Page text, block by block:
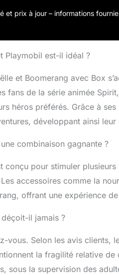
parents.
et prix à jour – informations
Playmobil est-il idéal ?
et Boomerang avec Box
fans de la série animée
héros préférés. Grâce à
développant ainsi
combinaison gagnante ?
conçu pour stimuler
accessoires comme la
offrant une expérience
il jamais ?
vous. Selon les avis clients,
la fragilité relative de
sous la supervision des